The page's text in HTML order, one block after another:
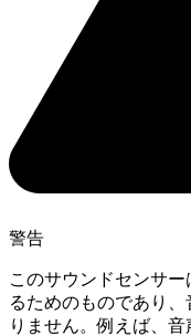
警告
このサウンドセンサ
るためのものであり
りません。例えば、